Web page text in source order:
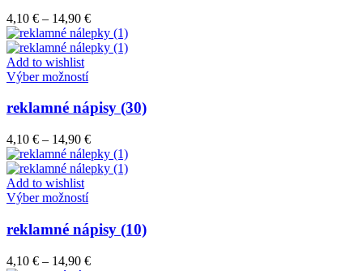
variantov.
Možnosti
si
môžete
vybrať
na
stránke
produktu.
4,10 € – 14,90 €Price
range:
4,10 €
Add to wishlist
Výber možnostíTento
má
viacero
variantov.
Možnosti
si
môžete
vybrať
na
stránke
produktu.
reklamné nápisy (30)
4,10 € – 14,90 €Price
range:
4,10 €
Add to wishlist
Výber možnostíTento
má
viacero
variantov.
reklamné nápisy (10)
4,10 € – 14,90 €Price